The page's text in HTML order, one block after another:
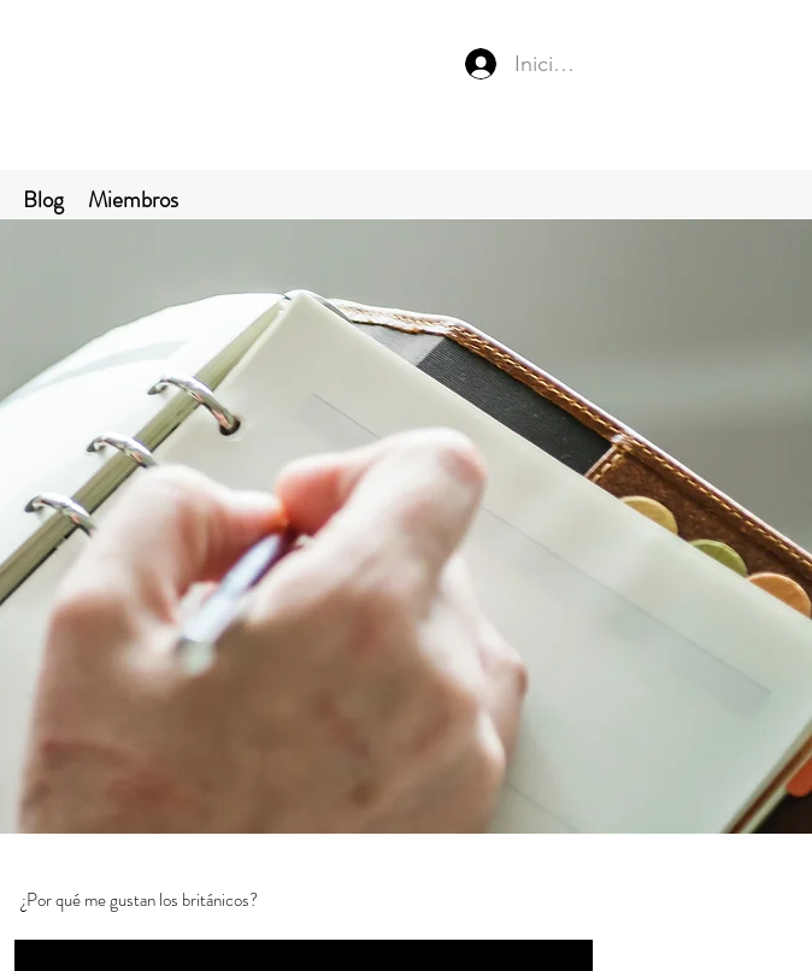
Iniciar sesión
Blog Miembros
¿Por qué me gustan los británicos?